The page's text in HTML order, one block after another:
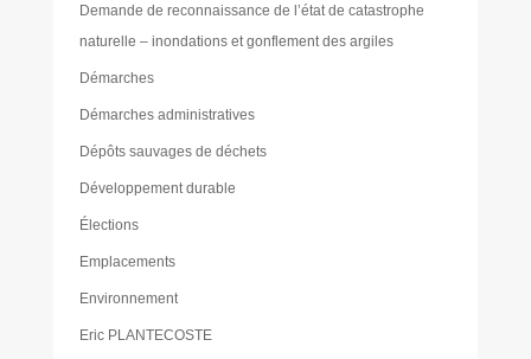
Demande de reconnaissance de l’état de catastrophe
naturelle – inondations et gonflement des argiles
Démarches
Démarches administratives
Dépôts sauvages de déchets
Développement durable
Élections
Emplacements
Environnement
Eric PLANTECOSTE